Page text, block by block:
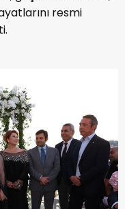
resmi